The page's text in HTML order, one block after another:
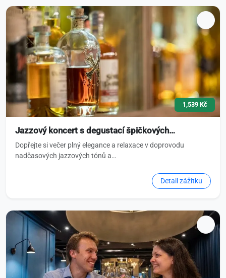
1,539 Kč
Jazzový koncert s degustací špičkových…
Dopřejte si večer plný elegance a relaxace v doprovodu
nadčasových jazzových tónů a…
Detail zážitku